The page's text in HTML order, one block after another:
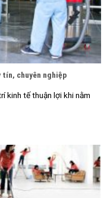
tín, chuyên nghiệp
kinh tế thuận lợi khi nằm